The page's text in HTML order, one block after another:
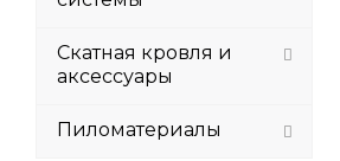
Скатная кровля и
аксессуары
Пиломатериалы